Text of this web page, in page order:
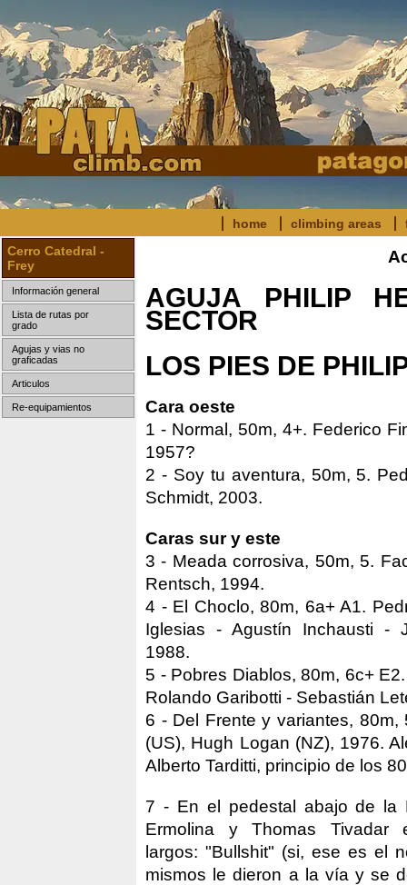
home climbing areas
Cerro Catedral -
Frey
Información general
Lista de rutas por
grado
Agujas y vias no
graficadas
Articulos
Re-equipamientos
AGUJA PHILIP
SECTOR
LOS PIES DE
Cara oeste
1 - Normal, 50m, 4+. Federico
1957?
2 - Soy tu aventura, 50m, 5.
Schmidt, 2003.
Caras sur y este
3 - Meada corrosiva, 50m, 5.
Rentsch, 1994.
4 - El Choclo, 80m, 6a+ A1.
Iglesias - Agustín Inchausti -
1988.
5 - Pobres Diablos, 80m, 6c+
Rolando Garibotti - Sebastián
6 - Del Frente y variantes, 80m,
(US), Hugh Logan (NZ), 1976.
Alberto Tarditti, principio de los
7 - En el pedestal abajo de la
Ermolina y Thomas Tivadar
largos: "Bullshit" (si, ese es el
mismos le dieron a la vía y se